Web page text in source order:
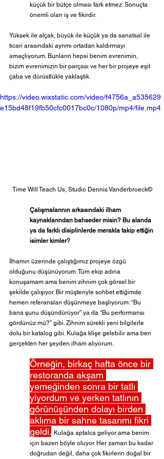
küçük bir bütçe olması fark etmez. Sonuçta
önemli olan iş ve fikirdir.
Yüksek ile alçak, büyük ile küçük ya da sanatsal ile
ticari arasındaki ayrımı ortadan kaldırmayı
amaçlıyorum. Bunların hepsi benim evrenimin,
bizim evrenimizin bir parçası ve her bir projeye eşit
çaba ve dürüstlükle yaklaştık.
https://video.wixstatic.com/video/f4756a_a535629
e15bd48f19fb50cfc0017bc0c/1080p/mp4/file.mp4
Time Will Teach Us, Studio Dennis Vanderbroeck©
Çalışmalarının arkasındaki ilham
kaynaklarından bahseder misin? Bu alanda
ya da farklı disiplinlerde merakla takip ettiğin
isimler kimler?
İlhamın üzerinde çalıştığımız projeye özgü
olduğunu düşünüyorum. Tüm ekip adına
konuşamam ama benim zihnim çok görsel bir
şekilde çalışıyor. Bir müşteriyle sohbet ettiğimde
hemen referansları düşünmeye başlıyorum: “Bu
bana şunu düşündürüyor” ya da “Bu performansı
gördünüz mü?” gibi. Zihnim sürekli yeni bilgilerle
dolu bir katalog gibi. Kulağa klişe gelebilir ama ben
gerçekten her şeyden ilham alıyorum.
Örneğin, birkaç hafta önce bir
restoranda akşam
yemeğinden sonra bir tatlı
yiyordum ve yerken tatlının
görünüşünden dolayı birden
aklıma bir sahne tasarımı fikri
geldi. Kulağa aptalca geliyor ama benim
için bazen böyle oluyor. Her zaman bu kadar
doğrudan değil, daha çok fikirlerin doğal bir